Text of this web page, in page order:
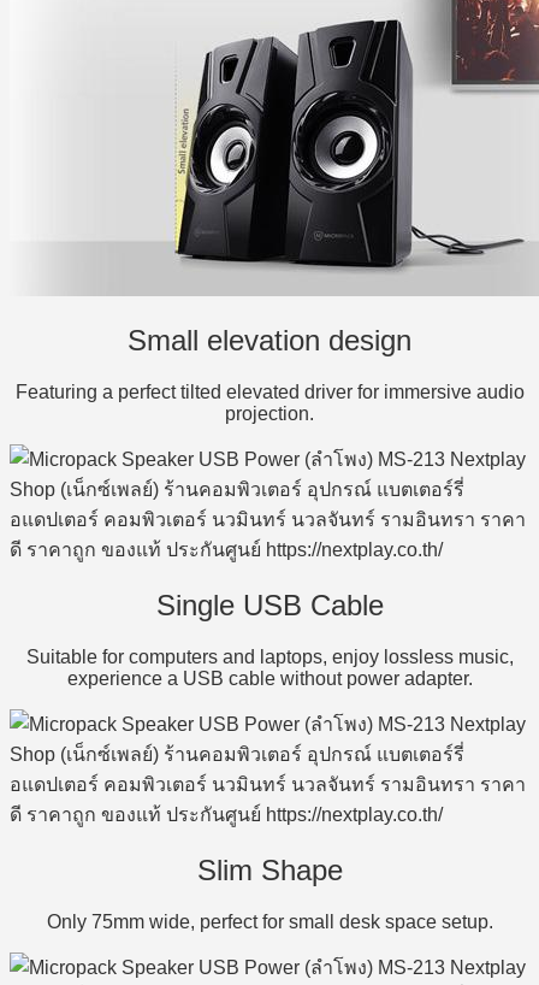
Small elevation design
Featuring a perfect tilted elevated driver for immersive audio
projection.
Single USB Cable
Suitable for computers and laptops, enjoy lossless music,
experience a USB cable without power adapter.
Slim Shape
Only 75mm wide, perfect for small desk space setup.